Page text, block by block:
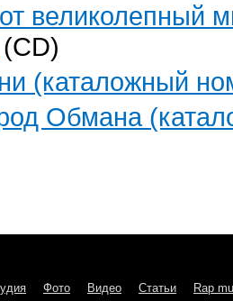
великолепный
(CD)
(каталожный
Обмана
Фото Видео Статьи Rap